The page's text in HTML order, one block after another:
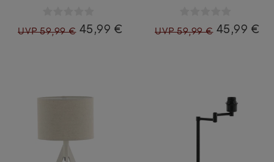
UVP 59,99 € 45,99 € UVP 59,99 € 45,99 €